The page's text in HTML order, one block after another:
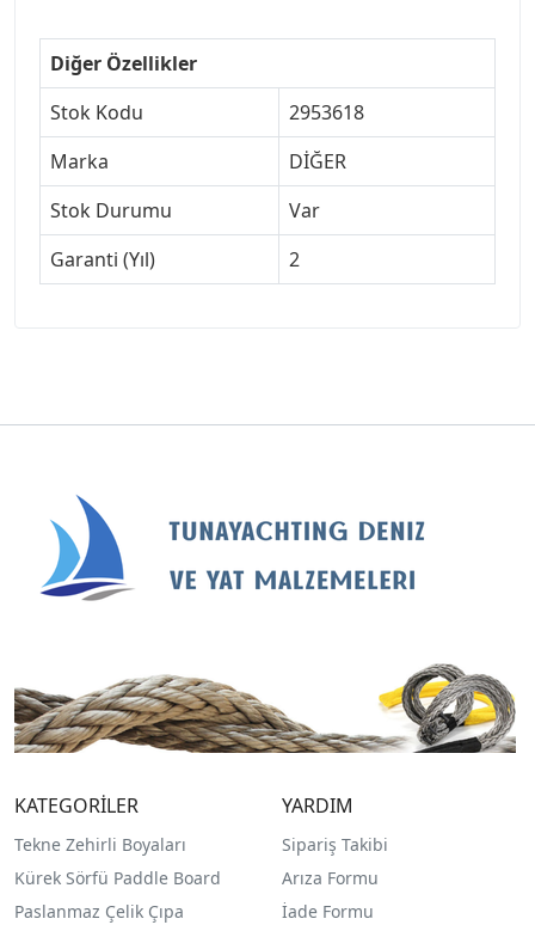
Diğer Özellikler
Stok Kodu
2953618
Marka
DİĞER
Stok Durumu
Var
Garanti (Yıl)
2
KATEGORİLER
Tekne Zehirli Boyaları
Kürek Sörfü Paddle Board
Paslanmaz Çelik Çıpa
YARDIM
Sipariş Takibi
Arıza Formu
İade Formu